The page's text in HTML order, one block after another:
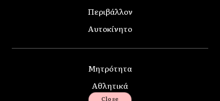
Περιβάλλον
Αυτοκίνητο
Μητρότητα
Αθλητικά
Close